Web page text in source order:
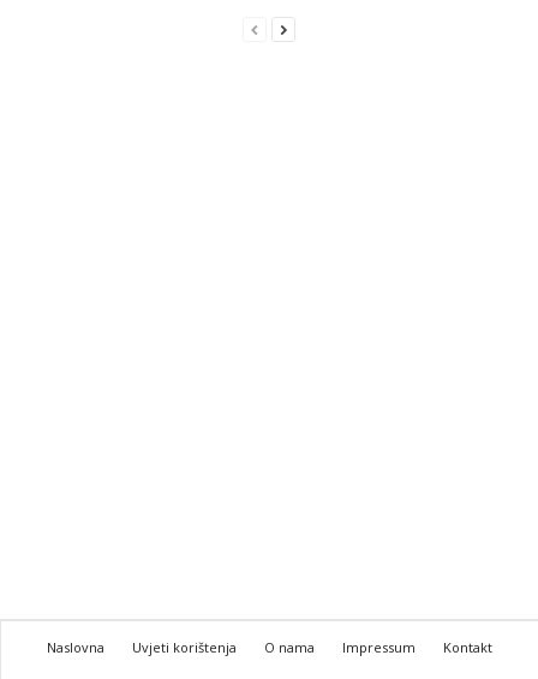
Naslovna Uvjeti korištenja O nama Impressum
Kontakt